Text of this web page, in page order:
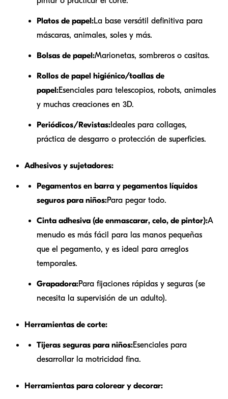
Platos de papel:La base versátil definitiva para
máscaras, animales, soles y más.
Bolsas de papel:Marionetas, sombreros o casitas.
Rollos de papel higiénico/toallas de
papel:Esenciales para telescopios, robots, animales
y muchas creaciones en 3D.
Periódicos/Revistas: Ideales para collages,
práctica de desgarro o protección de superficies.
Adhesivos y sujetadores:
Pegamentos en barra y pegamentos líquidos
seguros para niños:Para pegar todo.
Cinta adhesiva (de enmascarar, celo, de pintor):A
menudo es más fácil para las manos pequeñas
que el pegamento, y es ideal para arreglos
temporales.
Grapadora:Para fijaciones rápidas y seguras (se
necesita la supervisión de un adulto).
Herramientas de corte:
Tijeras seguras para niños:Esenciales para
desarrollar la motricidad fina.
Herramientas para colorear y decorar: